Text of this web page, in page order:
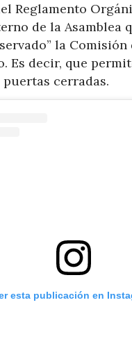
Reglamento
de la Asamblea
la Comisión
Es decir, que
cerradas.
esta publicación en